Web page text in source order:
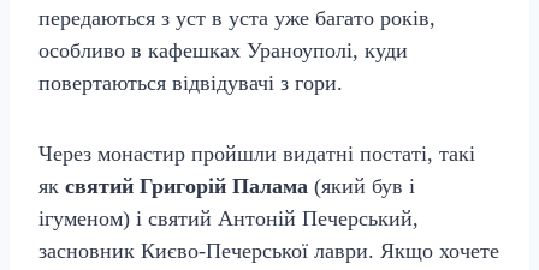
передаються з уст в уста уже багато років,
особливо в кафешках Ураноуполі, куди
повертаються відвідувачі з гори.
Через монастир пройшли видатні постаті, такі
як святий Григорій Палама (який був і
ігуменом) і святий Антоній Печерський,
засновник Києво-Печерської лаври. Якщо хочете